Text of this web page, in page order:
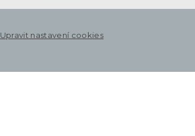
Upravit nastavení cookies